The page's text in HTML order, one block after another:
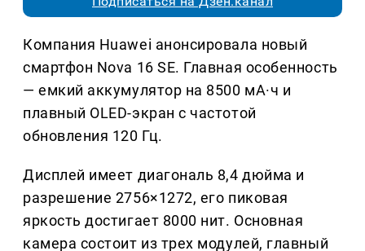
Компания Huawei анонсировала новый
смартфон Nova 16 SE. Главная особенность
— емкий аккумулятор на 8500 мА·ч и
плавный OLED-экран с частотой
обновления 120 Гц.
Дисплей имеет диагональ 8,4 дюйма и
разрешение 2756×1272, его пиковая
яркость достигает 8000 нит. Основная
камера состоит из трех модулей, главный